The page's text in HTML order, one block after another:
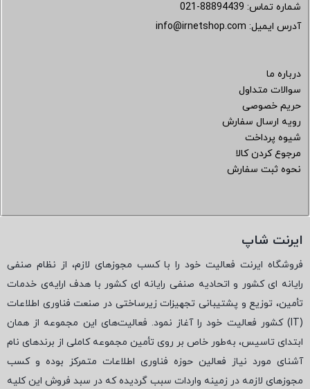
شماره تماس: 021-88894439
آدرس ایمیل: info@irnetshop.com
درباره ما
سوالات متداول
حریم خصوصی
رویه ارسال سفارش
شیوه پرداخت
مرجوع کردن کالا
نحوه ثبت سفارش
ایرنت شاپ
فروشگاه ایرنت فعالیت خود را با کسب مجوزهای لازم، از نظام صنفی
رایانه ای کشور و اتحادیه صنفی رایانه ای کشور با هدف ارایه‌ی خدمات
تأمین، توزیع و پشتیبانی تجهیزات زیرساختی در صنعت فناوری اطلاعات
(
IT) کشور فعالیت خود را آغاز نمود. فعالیت‌های این مجموعه از همان
ابتدای تاسیس، به‌طور خاص بر روی تأمین مجموعه کاملی از برندهای نام
آشنای مورد نیاز فعالین حوزه فناوری اطلاعات متمرکز بوده و کسب
مجوزهای لازمه در زمینه واردات سبب گردیده که در سبد فروش این کلیه